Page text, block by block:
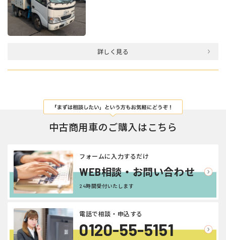
詳しく見る
中古商用車のご購入はこちら
WEB相談・お問い合わせ
フォームに入力するだけ
24時間受付いたします
0120-55-5151
電話で相談・申込する